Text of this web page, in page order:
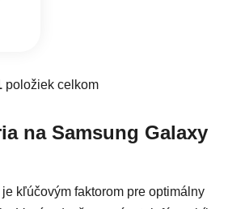
Ovládacie prvky výpisu
položiek celkom
na Samsung Galaxy
kľúčovým faktorom pre optimálny